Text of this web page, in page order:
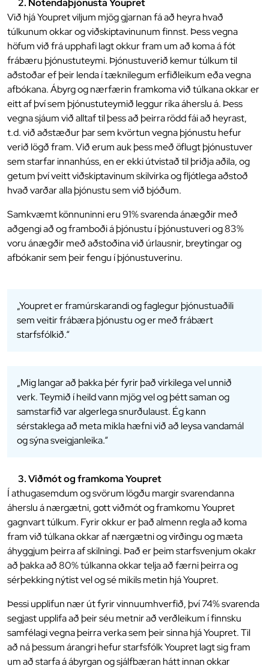
2. Notendaþjónusta Youpret
Við hjá Youpret viljum mjög gjarnan fá að heyra hvað
túlkunum okkar og viðskiptavinunum finnst. Þess vegna
höfum við frá upphafi lagt okkur fram um að koma á fót
frábæru þjónustuteymi. Þjónustuverið kemur túlkum til
aðstoðar ef þeir lenda í tæknilegum erfiðleikum eða vegna
afbókana. Ábyrg og nærfærin framkoma við túlkana okkar er
eitt af því sem þjónustuteymið leggur ríka áherslu á. Þess
vegna sjáum við alltaf til þess að þeirra rödd fái að heyrast,
t.d. við aðstæður þar sem kvörtun vegna þjónustu hefur
verið lögð fram. Við erum auk þess með öflugt þjónustuver
sem starfar innanhúss, en er ekki útvistað til þriðja aðila, og
getum því veitt viðskiptavinum skilvirka og fljótlega aðstoð
hvað varðar alla þjónustu sem við bjóðum.
Samkvæmt könnuninni eru 91% svarenda ánægðir með
aðgengi að og framboði á þjónustu í þjónustuveri og 83%
voru ánægðir með aðstoðina við úrlausnir, breytingar og
afbókanir sem þeir fengu í þjónustuverinu.
„Youpret er framúrskarandi og faglegur þjónustuaðili
sem veitir frábæra þjónustu og er með frábært
starfsfólkið.“
„Mig langar að þakka þér fyrir það virkilega vel unnið
verk. Teymið í heild vann mjög vel og þétt saman og
samstarfið var algerlega snurðulaust. Ég kann
sérstaklega að meta mikla hæfni við að leysa vandamál
og sýna sveigjanleika.“
3. Viðmót og framkoma Youpret
Í athugasemdum og svörum lögðu margir svarendanna
áherslu á nærgætni, gott viðmót og framkomu Youpret
gagnvart túlkum. Fyrir okkur er það almenn regla að koma
fram við túlkana okkar af nærgætni og virðingu og mæta
áhyggjum þeirra af skilningi. Það er þeim starfsvenjum okakr
að þakka að 80% túlkanna okkar telja að færni þeirra og
sérþekking nýtist vel og sé mikils metin hjá Youpret.
Þessi upplifun nær út fyrir vinnuumhverfið, því 74% svarenda
segjast upplifa að þeir séu metnir að verðleikum í finnsku
samfélagi vegna þeirra verka sem þeir sinna hjá Youpret. Til
að ná þessum árangri hefur starfsfólk Youpret lagt sig fram
um að starfa á ábyrgan og sjálfbæran hátt innan okkar